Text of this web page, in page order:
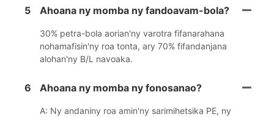
5 Ahoana ny momba ny fandoavam-bola?
30% petra-bola aorian'ny varotra fifanarahana
nohamafisin'ny roa tonta, ary 70% fifandanjana
alohan'ny B/L navoaka.
6 Ahoana ny momba ny fonosanao?
A: Ny andaniny roa amin'ny sarimihetsika PE, ny